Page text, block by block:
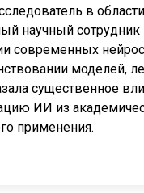
в области
научный
современных
моделей,
существенное
ИИ из
применения.